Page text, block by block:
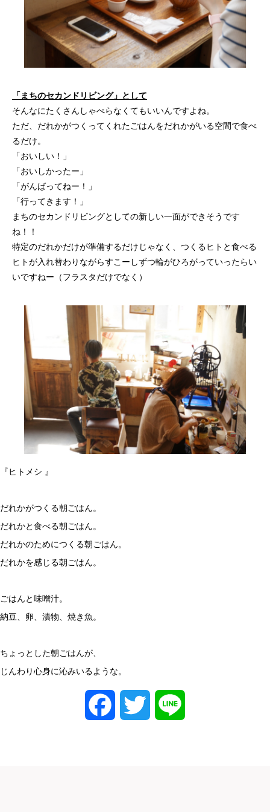
「まちのセカンドリビング」として
そんなにたくさんしゃべらなくてもいいんですよね。
ただ、だれかがつくってくれたごはんをだれかがいる空間で食べ
るだけ。
「おいしい！」
「おいしかったー」
「がんばってねー！」
「行ってきます！」
まちのセカンドリビングとしての新しい一面ができそうです
ね！！
特定のだれかだけが準備するだけじゃなく、つくるヒトと食べる
ヒトが入れ替わりながらすこーしずつ輪がひろがっていったらい
いですねー（フラスタだけでなく）
『ヒトメシ 』
だれかがつくる朝ごはん。
だれかと食べる朝ごはん。
だれかのためにつくる朝ごはん。
だれかを感じる朝ごはん。
ごはんと味噌汁。
納豆、卵、漬物、焼き魚。
ちょっとした朝ごはんが、
じんわり心身に沁みいるような。
Facebook Twitter